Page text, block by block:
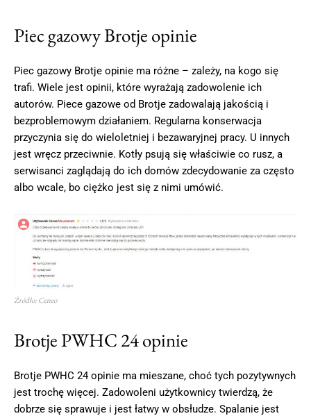
Piec gazowy Brotje opinie
Piec gazowy Brotje opinie ma różne – zależy, na kogo się
trafi. Wiele jest opinii, które wyrażają zadowolenie ich
autorów. Piece gazowe od Brotje zadowalają jakością i
bezproblemowym działaniem. Regularna konserwacja
przyczynia się do wieloletniej i bezawaryjnej pracy. U innych
jest wręcz przeciwnie. Kotły psują się właściwie co rusz, a
serwisanci zaglądają do ich domów zdecydowanie za często
albo wcale, bo ciężko jest się z nimi umówić.
Źródło: Ceneo
Brotje PWHC 24 opinie
Brotje PWHC 24 opinie ma mieszane, choć tych pozytywnych
jest trochę więcej. Zadowoleni użytkownicy twierdzą, że
dobrze się sprawuje i jest łatwy w obsłudze. Spalanie jest